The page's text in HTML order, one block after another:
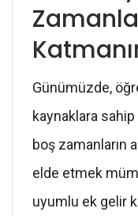
Günümüzde,
kaynaklara
boş zamanların
elde etmek
uyumlu ek gelir